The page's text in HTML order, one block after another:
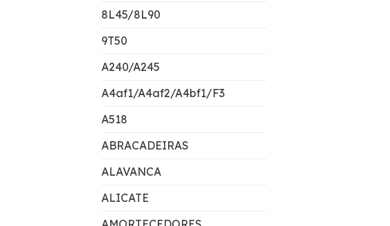
8L45/8L90
9T50
A240/A245
A4af1/A4af2/A4bf1/F3
A518
ABRACADEIRAS
ALAVANCA
ALICATE